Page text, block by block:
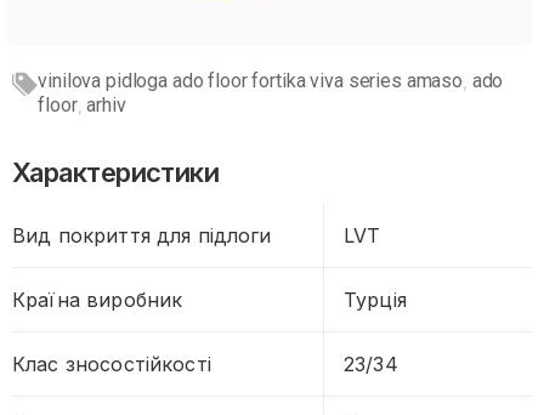
vinilova pidloga ado floor fortika viva series amaso ado
floor,arhiv
Характеристики
Вид покриття для підлоги LVT
Країна виробник Турція
Клас зносостійкості 23/34